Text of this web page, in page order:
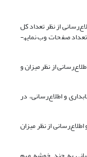
از نظر تعداد کل
پیوندها، پیوند­های دریافتی، خود پیوندیها و تعداد صفحات وب نمایه­
از نظر میزان و
و اطلاع‌رسانی، در
از نظر میزان